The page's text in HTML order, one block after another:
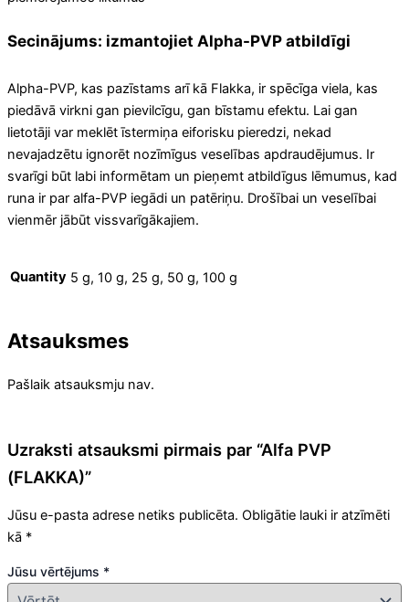
Secinājums: izmantojiet Alpha-PVP atbildīgi
Alpha-PVP, kas pazīstams arī kā Flakka, ir spēcīga viela, kas
piedāvā virkni gan pievilcīgu, gan bīstamu efektu. Lai gan
lietotāji var meklēt īstermiņa eiforisku pieredzi, nekad
nevajadzētu ignorēt nozīmīgus veselības apdraudējumus. Ir
svarīgi būt labi informētam un pieņemt atbildīgus lēmumus, kad
runa ir par alfa-PVP iegādi un patēriņu. Drošībai un veselībai
vienmēr jābūt vissvarīgākajiem.
Quantity 5 g, 10 g, 25 g, 50 g, 100 g
Atsauksmes
Pašlaik atsauksmju nav.
Uzraksti atsauksmi pirmais par “Alfa PVP
(FLAKKA)”
Jūsu e-pasta adrese netiks publicēta. Obligātie lauki ir atzīmēti
kā *
Jūsu vērtējums *